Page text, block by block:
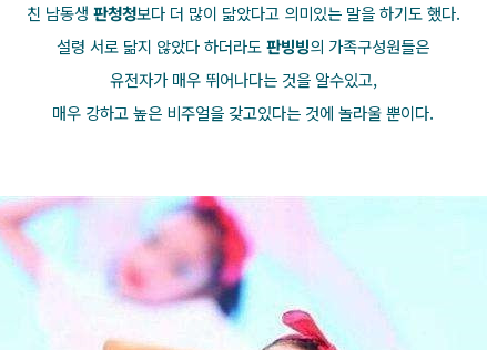
친 남동생 판청청보다 더 많이 닮았다고 의미있는 말을 하기도 했다.
설령 서로 닮지 않았다 하더라도판빙빙의 가족구성원들은
유전자가 매우 뛰어나다는 것을 알수있고,
매우 강하고 높은 비주얼을 갖고있다는 것에 놀라울 뿐이다.